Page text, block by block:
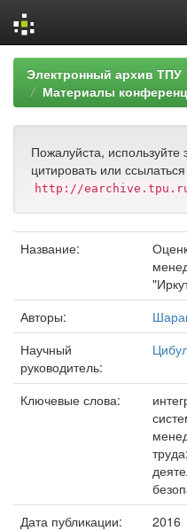
Skip
navigation
Электронный архив ТПУ
Материалы
Пожалуйста, используйте
цитировать или
http://
Название:
Авторы:
Научный
руководитель:
Ключевые слова:
Дата публикации:
2016